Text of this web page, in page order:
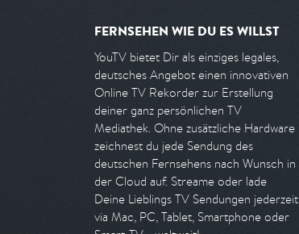
FERNSEHEN WIE DU ES WILLST
YouTV bietet Dir als einziges legales,
deutsches Angebot einen innovativen
Online TV Rekorder zur Erstellung
deiner ganz persönlichen TV
Mediathek. Ohne zusätzliche Hardware
zeichnest du jede Sendung des
deutschen Fernsehens nach Wunsch in
der Cloud auf. Streame oder lade
Deine Lieblings TV Sendungen jederzeit
via Mac, PC, Tablet, Smartphone oder